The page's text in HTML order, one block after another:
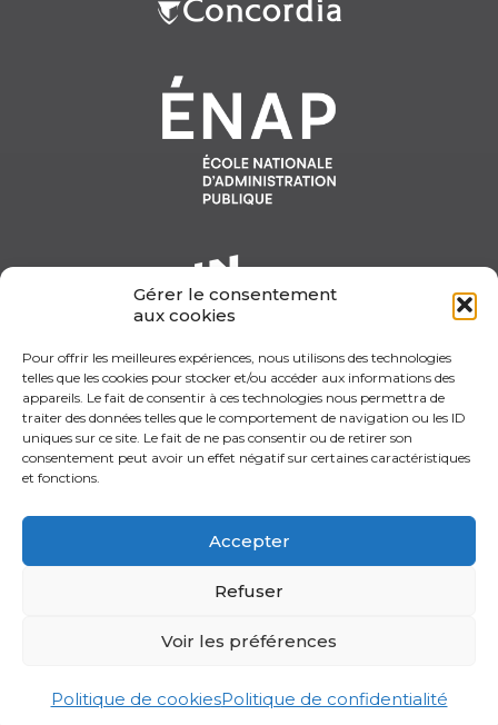
Gérer le consentement
aux cookies
Pour offrir les meilleures expériences, nous utilisons des technologies
telles que les cookies pour stocker et/ou accéder aux informations des
appareils. Le fait de consentir à ces technologies nous permettra de
traiter des données telles que le comportement de navigation ou les ID
uniques sur ce site. Le fait de ne pas consentir ou de retirer son
consentement peut avoir un effet négatif sur certaines caractéristiques
et fonctions.
Accepter
Refuser
Voir les préférences
Politique de cookiesPolitique de confidentialité